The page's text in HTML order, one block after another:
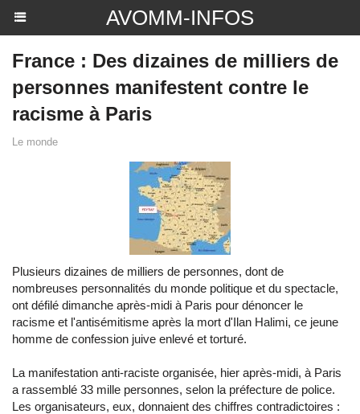
AVOMM-INFOS
France : Des dizaines de milliers de
personnes manifestent contre le
racisme à Paris
Le monde
Plusieurs dizaines de milliers de personnes, dont de
nombreuses personnalités du monde politique et du spectacle,
ont défilé dimanche après-midi à Paris pour dénoncer le
racisme et l'antisémitisme après la mort d'Ilan Halimi, ce jeune
homme de confession juive enlevé et torturé.
La manifestation anti-raciste organisée, hier après-midi, à Paris
a rassemblé 33 mille personnes, selon la préfecture de police.
Les organisateurs, eux, donnaient des chiffres contradictoires :